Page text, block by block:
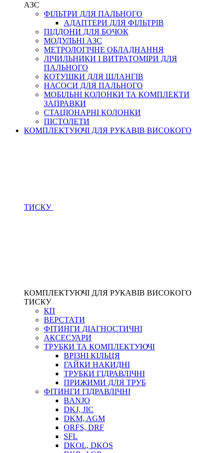
АЗС
ФІЛЬТРИ ДЛЯ ПАЛЬНОГО
АДАПТЕРИ ДЛЯ ФІЛЬТРІВ
ПІДДОНИ ДЛЯ БОЧОК
МОДУЛЬНІ АЗС
МЕТРОЛОГІЧНЕ ОБЛАДНАННЯ
ЛІЧИЛЬНИКИ І ВИТРАТОМІРИ ДЛЯ
ПАЛЬНОГО
КОТУШКИ ДЛЯ ШЛАНГІВ
НАСОСИ ДЛЯ ПАЛЬНОГО
МОБІЛЬНІ КОЛОНКИ ТА КОМПЛЕКТИ
ЗАПРАВКИ
СТАЦІОНАРНІ КОЛОНКИ
ПІСТОЛЕТИ
КОМПЛЕКТУЮЧІ ДЛЯ РУКАВІВ ВИСОКОГО
ТИСКУ
КОМПЛЕКТУЮЧІ ДЛЯ РУКАВІВ ВИСОКОГО
ТИСКУ
КП
ВЕРСТАТИ
ФІТИНГИ ДІАГНОСТИЧНІ
АКСЕСУАРИ
ТРУБКИ ТА КОМПЛЕКТУЮЧІ
ВРІЗНІ КІЛЬЦЯ
ГАЙКИ НАКИДНІ
ТРУБКИ ГІДРАВЛІЧНІ
ПРИЖИМИ ДЛЯ ТРУБ
ФІТИНГИ ГІДРАВЛІЧНІ
BANJO
DKJ, JIC
DKM, AGM
ORFS, DRF
SFL
DKOL, DKOS